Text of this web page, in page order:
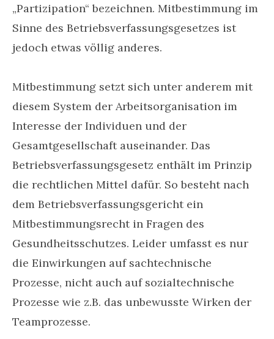
„Partizipation“ bezeichnen. Mitbestimmung im
Sinne des Betriebsverfassungsgesetzes ist
jedoch etwas völlig anderes.
Mitbestimmung setzt sich unter anderem mit
diesem System der Arbeitsorganisation im
Interesse der Individuen und der
Gesamtgesellschaft auseinander. Das
Betriebsverfassungsgesetz enthält im Prinzip
die rechtlichen Mittel dafür. So besteht nach
dem Betriebsverfassungsgericht ein
Mitbestimmungsrecht in Fragen des
Gesundheitsschutzes. Leider umfasst es nur
die Einwirkungen auf sachtechnische
Prozesse, nicht auch auf sozialtechnische
Prozesse wie z.B. das unbewusste Wirken der
Teamprozesse.